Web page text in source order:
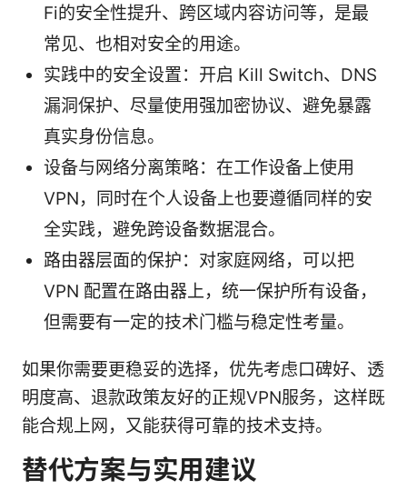
Fi的安全性提升、跨区域内容访问等，是最
常见、也相对安全的用途。
实践中的安全设置：开启 Kill Switch、DNS
漏洞保护、尽量使用强加密协议、避免暴露
真实身份信息。
设备与网络分离策略：在工作设备上使用
VPN，同时在个人设备上也要遵循同样的安
全实践，避免跨设备数据混合。
路由器层面的保护：对家庭网络，可以把
VPN 配置在路由器上，统一保护所有设备，
但需要有一定的技术门槛与稳定性考量。
如果你需要更稳妥的选择，优先考虑口碑好、透
明度高、退款政策友好的正规VPN服务，这样既
能合规上网，又能获得可靠的技术支持。
替代方案与实用建议